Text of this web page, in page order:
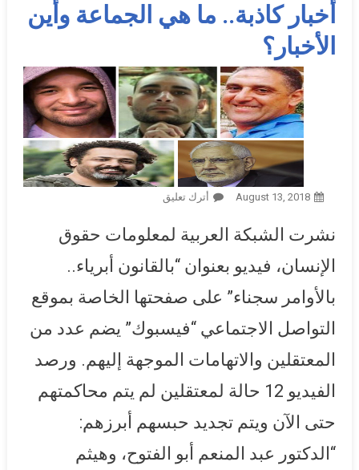
أخبار كاذبة.. ما هي الجماعة وأين
الأخبار؟
August 13, 2018 أترك تعليق
متهمين بالانضمام لجماعة ونشر
أخبار كاذبة.. ما هي الجماعة وأين
الأخبار؟
نشرت الشبكة العربية لمعلومات حقوق
الإنسان، فيديو بعنوان “بالقانون أبرياء..
بالأوامر سجناء” على صفحتها الخاصة بموقع
التواصل الاجتماعي “فيسبوك” يضم عدد من
المعتقلين والاتهامات الموجهة إليهم. ورصد
الفيديو 12 حالة لمعتقلين لم يتم محاكمتهم
حتى الآن ويتم تجديد حبسهم أبرزهم:
“الدكتور عبد المنعم أبو الفتوح، وهيثم